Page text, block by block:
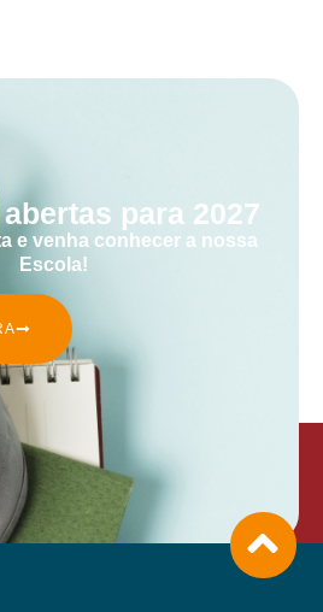
para 2027
e venha conhecer a nossa
Escola!